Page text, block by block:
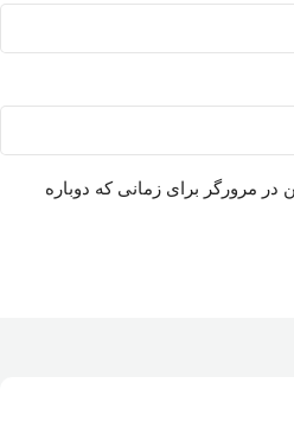
در مرورگر برای زمانی که دوباره